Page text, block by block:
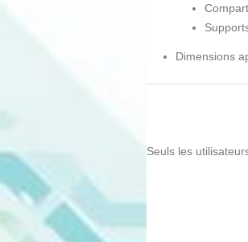
Dimensions
Seuls les